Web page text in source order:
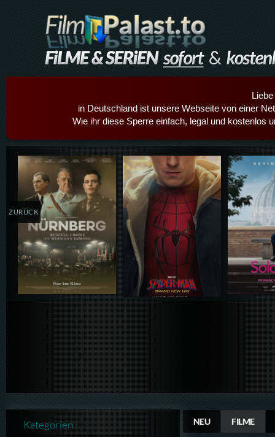
in Deutschland ist unsere Webseite von einer
Wie ihr diese Sperre einfach, legal und kostenlos
Details,Play Details,Play
ZURÜCK
NEU FILME
Kategorien